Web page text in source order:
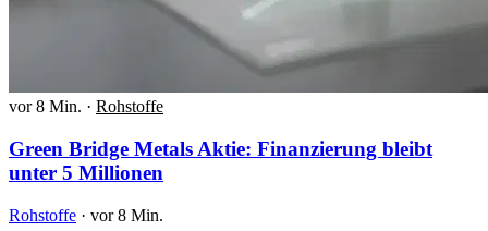
vor 8 Min. · Rohstoffe
Green Bridge Metals Aktie: Finanzierung bleibt
unter 5 Millionen
Rohstoffe · vor 8 Min.